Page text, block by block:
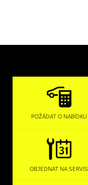
POŽÁDAT O NABÍDKU
OBJEDNAT NA SERVIS